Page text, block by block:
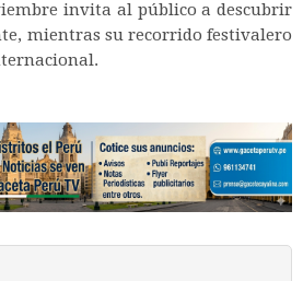
invita al público a descubrir
mientras su recorrido festivalero